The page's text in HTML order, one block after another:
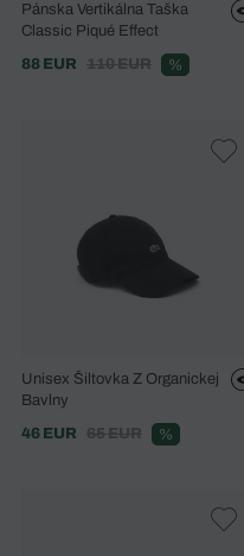
Pánska Vertikálna Taška
Classic Piqué Effect
88 EUR
110 EUR %
Unisex Šiltovka Z Organickej
Bavlny
46 EUR
65 EUR %